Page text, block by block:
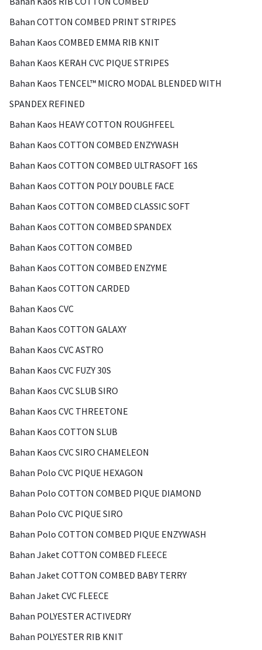
Bahan COTTON COMBED PRINT STRIPES
Bahan Kaos COMBED EMMA RIB KNIT
Bahan Kaos KERAH CVC PIQUE STRIPES
Bahan Kaos TENCEL™ MICRO MODAL BLENDED WITH
SPANDEX REFINED
Bahan Kaos HEAVY COTTON ROUGHFEEL
Bahan Kaos COTTON COMBED ENZYWASH
Bahan Kaos COTTON COMBED ULTRASOFT 16S
Bahan Kaos COTTON POLY DOUBLE FACE
Bahan Kaos COTTON COMBED CLASSIC SOFT
Bahan Kaos COTTON COMBED SPANDEX
Bahan Kaos COTTON COMBED
Bahan Kaos COTTON COMBED ENZYME
Bahan Kaos COTTON CARDED
Bahan Kaos CVC
Bahan Kaos COTTON GALAXY
Bahan Kaos CVC ASTRO
Bahan Kaos CVC FUZY 30S
Bahan Kaos CVC SLUB SIRO
Bahan Kaos CVC THREETONE
Bahan Kaos COTTON SLUB
Bahan Kaos CVC SIRO CHAMELEON
Bahan Polo CVC PIQUE HEXAGON
Bahan Polo COTTON COMBED PIQUE DIAMOND
Bahan Polo CVC PIQUE SIRO
Bahan Polo COTTON COMBED PIQUE ENZYWASH
Bahan Jaket COTTON COMBED FLEECE
Bahan Jaket COTTON COMBED BABY TERRY
Bahan Jaket CVC FLEECE
Bahan POLYESTER ACTIVEDRY
Bahan POLYESTER RIB KNIT